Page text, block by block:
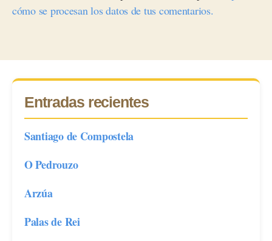
cómo se procesan los datos de tus comentarios.
Entradas recientes
Santiago de Compostela
O Pedrouzo
Arzúa
Palas de Rei